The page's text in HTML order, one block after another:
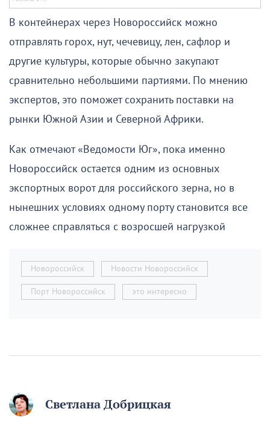
В контейнерах через Новороссийск можно
отправлять горох, нут, чечевицу, лен, сафлор и
другие культуры, которые обычно закупают
сравнительно небольшими партиями. По мнению
экспертов, это поможет сохранить поставки на
рынки Южной Азии и Северной Африки.
Как отмечают «Ведомости Юг», пока именно
Новороссийск остается одним из основных
экспортных ворот для российского зерна, но в
нынешних условиях одному порту становится все
сложнее справляться с возросшей нагрузкой
Новороссийск Новости Новороссийск
Порт Новороссийск это интересно
Светлана Добрицкая